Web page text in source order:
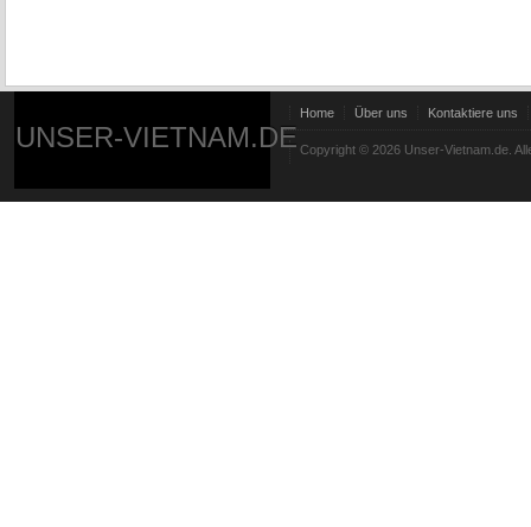
UNSER-VIETNAM.DE
Home Über uns Kontaktiere uns
Copyright © 2026 Unser-Vietnam.de.